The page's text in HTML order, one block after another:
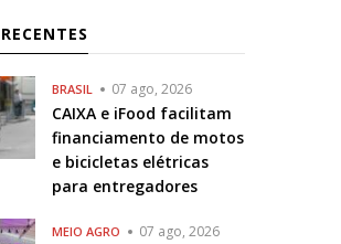
BRASIL 07 ago, 2026
CAIXA e iFood facilitam
financiamento de motos
e bicicletas elétricas
para entregadores
MEIO AGRO 07 ago, 2026